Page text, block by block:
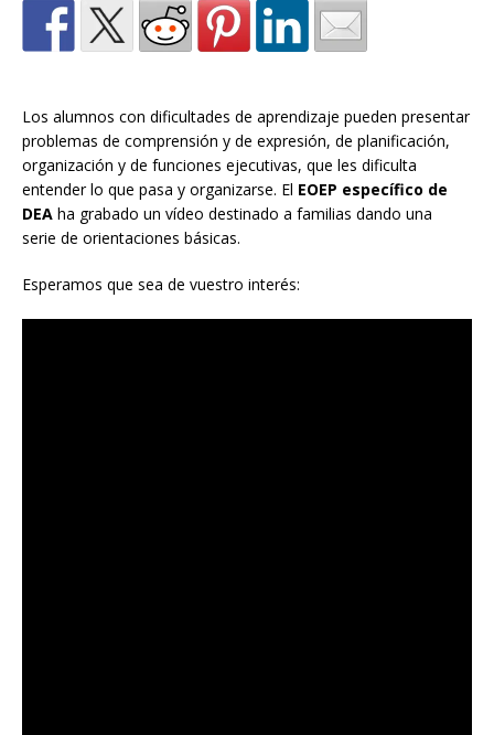
Los alumnos con dificultades de aprendizaje pueden presentar
problemas de comprensión y de expresión, de planificación,
organización y de funciones ejecutivas, que les dificulta
entender lo que pasa y organizarse. El EOEP específico de
DEA ha grabado un vídeo destinado a familias dando una
serie de orientaciones básicas.
Esperamos que sea de vuestro interés: